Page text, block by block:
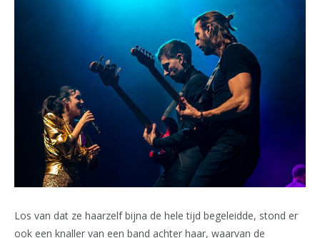
Los van dat ze haarzelf bijna de hele tijd begeleidde, stond er
ook een knaller van een band achter haar, waarvan de